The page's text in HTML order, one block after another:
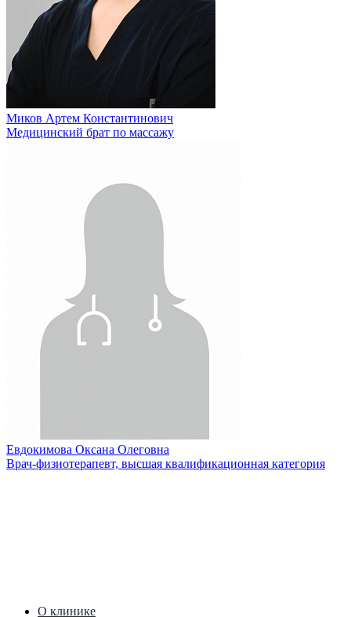
Миков Артем Константинович
Медицинский брат по массажу
Евдокимова Оксана Олеговна
Врач-физиотерапевт, высшая квалификационная категория
О клинике